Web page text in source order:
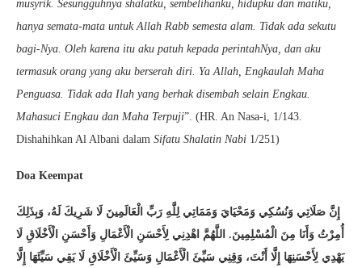
musyrik. Sesungguhnya shalatku, sembelihanku, hidupku dan matiku,
hanya semata-mata untuk Allah Rabb semesta alam. Tidak ada sekutu
bagi-Nya. Oleh karena itu aku patuh kepada perintahNya, dan aku
termasuk orang yang aku berserah diri. Ya Allah, Engkaulah Maha
Penguasa. Tidak ada Ilah yang berhak disembah selain Engkau.
Mahasuci Engkau dan Maha Terpuji”. (HR. An Nasa-i, 1/143.
Dishahihkan Al Albani dalam Sifatu Shalatin Nabi 1/251)
Doa Keempat
إِنَّ صَلَاتِي وَنُسُكِي وَمَحْيَايَ وَمَمَاتِي لِلَّهِ رَبِّ الْعَالَمِينَ لَا شَرِيكَ لَهُ، وَبِذَلِكَ
أُمِرْتُ وَأَنَا مِنَ الْمُسْلِمِينَ. اللَّهُمَّ اهْدِنِي لِأَحْسَنِ الْأَعْمَالِ وَأَحْسَنِ الْأَخْلَاقِ لَا
يَهْدِي لِأَحْسَنِهَا إِلَّا أَنْتَ، وَقِنِي سَيِّئَ الْأَعْمَالِ وَسَيِّئَ الْأَخْلَاقِ لَا يَقِي سَيِّئَهَا إِلَّا